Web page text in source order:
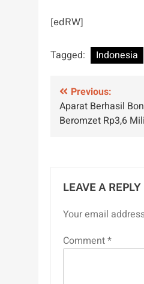
[edRW]
Tagged: Indonesia
Post
navigation
Previous:
Aparat Berhasil
Beromzet Rp3,6
LEAVE A REPLY
Your email
Comment*